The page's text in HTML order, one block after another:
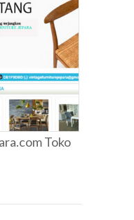
Toko